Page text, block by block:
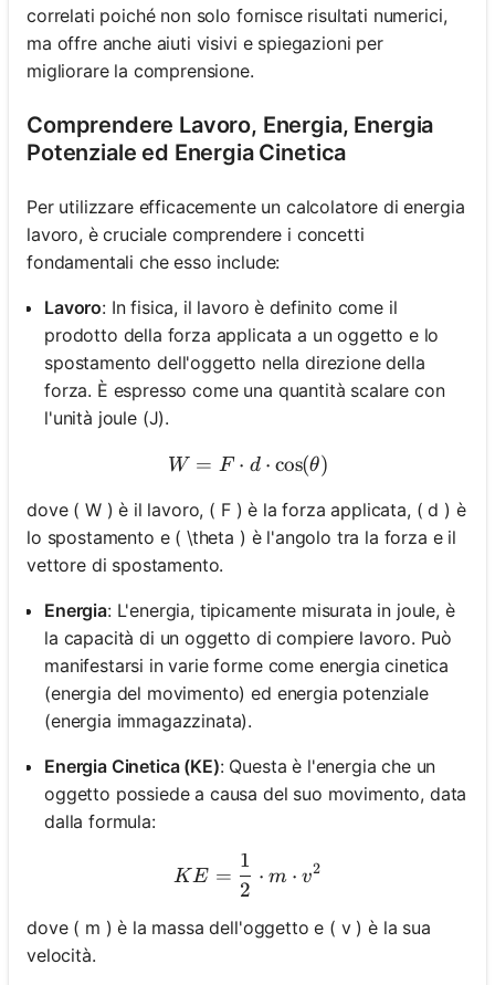
correlati poiché non solo fornisce risultati numerici,
ma offre anche aiuti visivi e spiegazioni per
migliorare la comprensione.
Comprendere Lavoro, Energia, Energia
Potenziale ed Energia Cinetica
Per utilizzare efficacemente un calcolatore di energia
lavoro, è cruciale comprendere i concetti
fondamentali che esso include:
Lavoro: In fisica, il lavoro è definito come il
prodotto della forza applicata a un oggetto e lo
spostamento dell'oggetto nella direzione della
forza. È espresso come una quantità scalare con
l'unità joule (J).
W = F \cdot d \cdot
W = F ⋅ d ⋅ cos(θ)
dove ( W ) è il lavoro, ( F ) è la forza applicata, ( d ) è
lo spostamento e ( \theta ) è l'angolo tra la forza e il
vettore di spostamento.
Energia: L'energia, tipicamente misurata in joule, è
la capacità di un oggetto di compiere lavoro. Può
manifestarsi in varie forme come energia cinetica
(energia del movimento) ed energia potenziale
(energia immagazzinata).
Energia Cinetica (KE): Questa è l'energia che un
oggetto possiede a causa del suo movimento, data
dalla formula:
KE = \frac{1}{2} \cdot m
K E =
2
1
⋅ m ⋅ v2
dove ( m ) è la massa dell'oggetto e ( v ) è la sua
velocità.